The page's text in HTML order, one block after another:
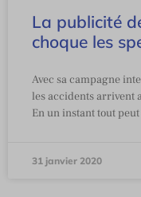
La publicité
choque les
Avec sa campagne
les accidents arrivent
En un instant tout
31 janvier 2020